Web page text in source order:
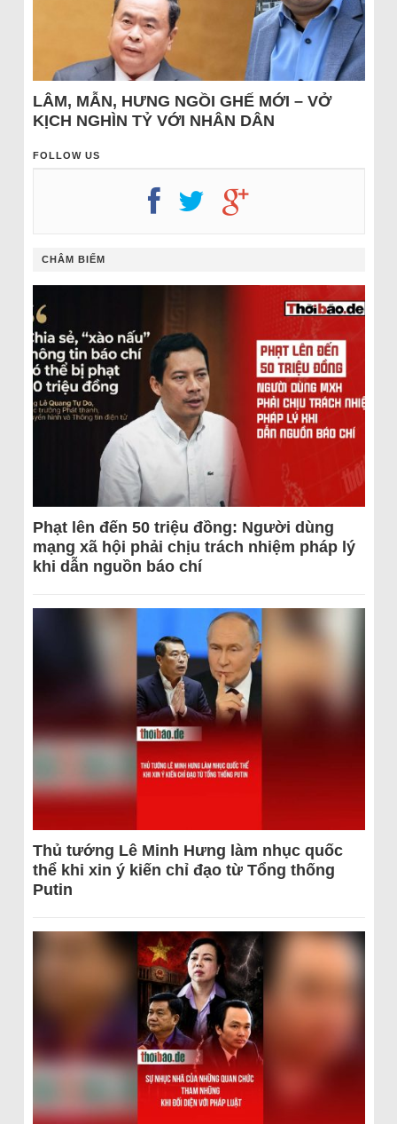
LÂM, MẪN, HƯNG NGỒI GHẾ MỚI – VỞ
KỊCH NGHÌN TỶ VỚI NHÂN DÂN
FOLLOW US
CHÂM BIẾM
Phạt lên đến 50 triệu đồng: Người dùng
mạng xã hội phải chịu trách nhiệm pháp lý
khi dẫn nguồn báo chí
Thủ tướng Lê Minh Hưng làm nhục quốc
thể khi xin ý kiến chỉ đạo từ Tổng thống
Putin